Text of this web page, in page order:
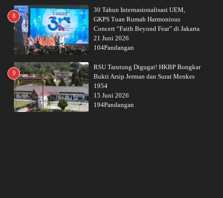
8
30 Tahun Internasionalisasi UEM,
GKPS Tuan Rumah Harmonious
Concert “Faith Beyond Fear” di Jakarta
21 Juni 2026
104Pandangan
9
RSU Tarutung Digugat! HKBP Bongkar
Bukti Arsip Jerman dan Surat Menkes
1954
15 Juni 2026
194Pandangan